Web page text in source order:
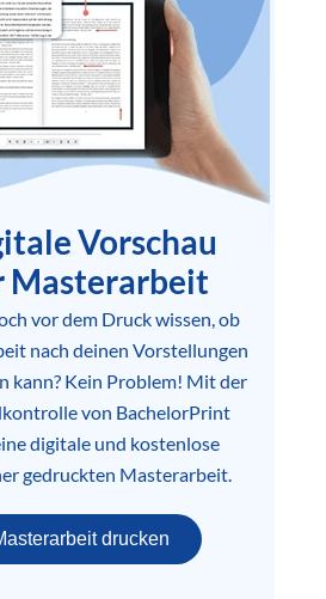
Vorschau
Masterarbeit
vor dem Druck wissen, ob
nach deinen Vorstellungen
kann? Kein Problem! Mit der
von BachelorPrint
digitale und kostenlose
gedruckten Masterarbeit.
drucken